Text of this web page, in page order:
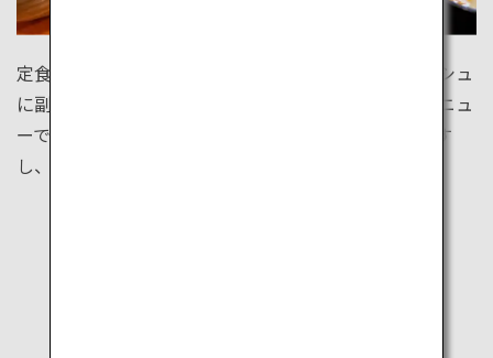
定食をご存知ですか？和食を中心としたメインディッシュ
に副菜もごはんもついた栄養バランス最高のセットメニュ
ーです。やよい軒や大戸屋などのチェーン店もあります
し、町の小さな食堂でもいただけます。